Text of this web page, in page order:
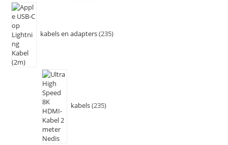
kabels en adapters 235
kabels 235